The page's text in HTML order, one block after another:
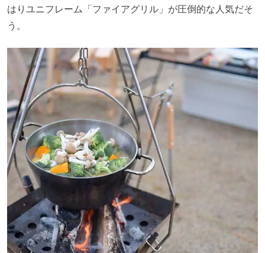
はりユニフレーム「ファイアグリル」が圧倒的な人気だそ
う。